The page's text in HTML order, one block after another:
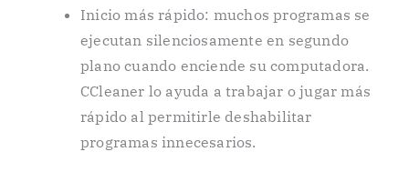
Inicio más rápido: muchos programas se
ejecutan silenciosamente en segundo
plano cuando enciende su computadora.
CCleaner lo ayuda a trabajar o jugar más
rápido al permitirle deshabilitar
programas innecesarios.